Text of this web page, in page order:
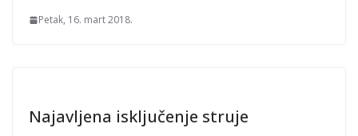
Petak, 16. mart 2018.
Najavljena isključenje struje